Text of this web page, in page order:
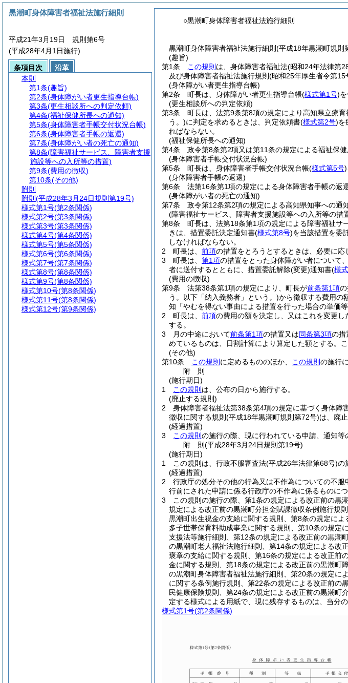
○黒潮町身体障害者福祉法施行細則
黒潮町身体障害者福祉法施行細則(平成18年黒潮町規則
(趣旨)
第1条
この規則 は、身体障害者福祉法(昭和24年法律第
及び身体障害者福祉法施行規則 (昭和25年厚生省令第15
(身体障がい者更生指導台帳)
第2条
町長は、身体障がい者更生指導台帳(様式第1号)
(更生相談所への判定依頼)
第3条
町長は、法第9条第8項の規定により高知県立療育
う。)に判定を求めるときは、判定依頼書(様式第2号)を
ればならない。
(福祉保健所長への通知)
第4条
政令第8条第2項又は第11条の規定による福祉保
(身体障害者手帳交付状況台帳)
第5条
町長は、身体障害者手帳交付状況台帳(様式第5号)
(身体障害者手帳の返還)
第6条
法第16条第1項の規定による身体障害者手帳の返
(身体障がい者の死亡の通知)
第7条
政令第12条第2項の規定による高知県知事への通
(障害福祉サービス、障害者支援施設等への入所等の措
第8条
町長は、法第18条第1項の規定による障害福祉サ
きは、措置委託決定通知書(様式第8号)を当該措置を委
しなければならない。
2
町長は、 前項の措置をとろうとするときは、必要に応
3
町長は、 第1項の措置をとった身体障がい者について
者に送付するとともに、措置委託解除(変更)通知書(様
(費用の徴収)
第9条
法第38条第1項の規定により、町長が前条第1項
う。以下「納入義務者」という。)から徴収する費用の
知「やむを得ない事由による措置を行った場合の単価等
2
町長は、 前項の費用の額を決定し、又はこれを変更
する。
3
月の中途において前条第1項の措置又は同条第3項の措
めているものは、日割計算により算定した額とする。
(その他)
第10条
この規則 に定めるもののほか、 この規則 の施行
附 則
(施行期日)
1
この規則 は、公布の日から施行する。
(廃止する規則)
2
身体障害者福祉法第38条第4項の規定に基づく身体
徴収に関する規則 (平成18年黒潮町規則第72号)は、廃止
(経過措置)
3
この規則 の施行の際、現に行われている申請、通知等
附 則(平成28年3月24日規則第19号)
(施行期日)
1
この規則は、行政不服審査法(平成26年法律第68号)の
(経過措置)
2
行政庁の処分その他の行為又は不作為についての不
行前にされた申請に係る行政庁の不作為に係るものに
3
この規則の施行の際、第1条の規定による改正前の黒
規定による改正前の黒潮町分担金賦課徴収条例施行規
黒潮町出生祝金の支給に関する規則、第8条の規定に
多子世帯保育料助成事業に関する規則、第10条の規定
支援法等施行細則、第12条の規定による改正前の黒潮
の黒潮町老人福祉法施行細則、第14条の規定による改
褒章の支給に関する規則、第16条の規定による改正前
金に関する規則、第18条の規定による改正前の黒潮町
の黒潮町身体障害者福祉法施行細則、第20条の規定に
に関する条例施行規則、第22条の規定による改正前の
民健康保険規則、第24条の規定による改正前の黒潮町
定する様式による用紙で、現に残存するものは、当分
様式第1号(第2条関係)
黒潮町身体障害者福祉法施行細則
平成21年3月19日 規則第6号
(平成28年4月1日施行)
条項目次
沿革
本則
第1条(趣旨)
第2条(身体障がい者更生指導台帳)
第3条(更生相談所への判定依頼)
第4条(福祉保健所長への通知)
第5条(身体障害者手帳交付状況台帳)
第6条(身体障害者手帳の返還)
第7条(身体障がい者の死亡の通知)
第8条(障害福祉サービス、障害者支援
施設等への入所等の措置)
第9条(費用の徴収)
第10条(その他)
附則
附則 (平成28年3月24日規則第19号)
様式第1号(第2条関係)
様式第2号(第3条関係)
様式第3号(第3条関係)
様式第4号(第4条関係)
様式第5号(第5条関係)
様式第6号(第6条関係)
様式第7号(第7条関係)
様式第8号(第8条関係)
様式第9号(第8条関係)
様式第10号(第8条関係)
様式第11号(第8条関係)
様式第12号(第9条関係)